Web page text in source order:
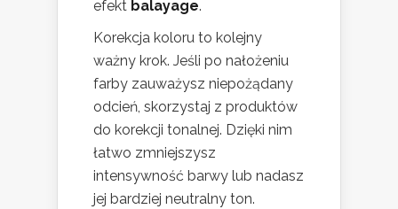
efekt balayage.
Korekcja koloru to kolejny
ważny krok. Jeśli po nałożeniu
farby zauważysz niepożądany
odcień, skorzystaj z produktów
do korekcji tonalnej. Dzięki nim
łatwo zmniejszysz
intensywność barwy lub nadasz
jej bardziej neutralny ton.